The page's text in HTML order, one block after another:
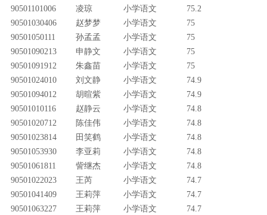
90501101006 凌琼 小学语文
75.2
90501030406
赵梦梦 小学语文
75
90501050111
孙孟孟 小学语文
75
90501090213
申静文 小学语文
75
90501091912
朱鑫苗 小学语文
75
90501024010
刘文静 小学语文
74.9
90501094012
胡暄紫 小学语文
74.9
90501010116
赵静云 小学语文
74.8
90501020712
陈佳伟 小学语文
74.8
90501023814
田笑鹤 小学语文
74.8
90501053930
李亚莉 小学语文
74.8
90501061811
訾继杰 小学语文
74.8
90501022023
王芮 小学语文
74.7
90501041409
王莉萍 小学语文
74.7
90501063227
王莉萍 小学语文
74.7